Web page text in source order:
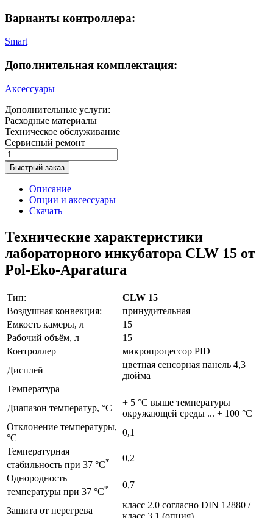
Варианты контроллера:
Smart
Дополнительная комплектация:
Аксессуары
Дополнительные услуги:
Расходные материалы
Техническое обслуживание
Сервисный ремонт
Быстрый заказ
Описание
Опции и аксессуары
Скачать
Технические характеристики
лабораторного инкубатора CLW 15 от
Pol-Eko-Aparatura
Тип:
CLW 15
Воздушная конвекция:
принудительная
Емкость камеры, л
15
Рабочий объём, л
15
Контроллер
микропроцессор PID
Дисплей
цветная сенсорная панель 4,3
дюйма
Температура
Диапазон температур, °C
+ 5 °C выше температуры
окружающей среды ... + 100 °C
Отклонение температуры,
°C
0,1
Температурная
стабильность при 37 °C*
0,2
Однородность
температуры при 37 °C* 0,7
Защита от перегрева
класс 2.0 согласно DIN 12880 /
класс 3.1 (опция)